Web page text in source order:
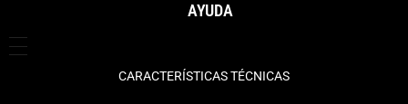
AYUDA
CARACTERÍSTICAS TÉCNICAS